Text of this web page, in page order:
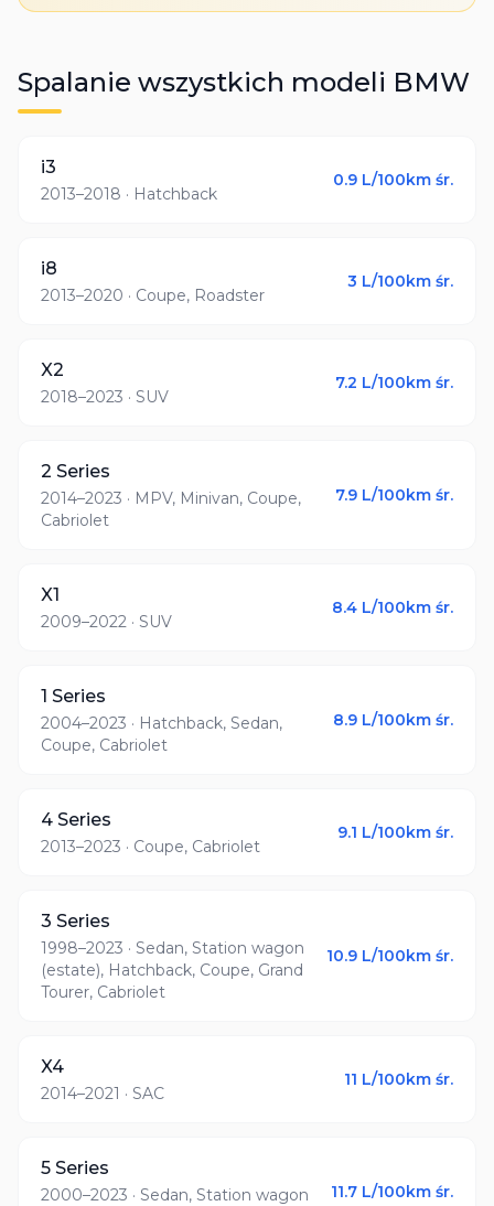
Spalanie wszystkich modeli BMW
i3
2013–2018 · Hatchback
0.9 L/100km śr.
i8
2013–2020 · Coupe, Roadster
3 L/100km śr.
X2
2018–2023 · SUV
7.2 L/100km śr.
2 Series
2014–2023 · MPV, Minivan, Coupe,
Cabriolet
7.9 L/100km śr.
X1
2009–2022 · SUV
8.4 L/100km śr.
1 Series
2004–2023 · Hatchback, Sedan,
Coupe, Cabriolet
8.9 L/100km śr.
4 Series
2013–2023 · Coupe, Cabriolet
9.1 L/100km śr.
3 Series
1998–2023 · Sedan, Station wagon
(estate), Hatchback, Coupe, Grand
Tourer, Cabriolet
10.9 L/100km śr.
X4
2014–2021 · SAC
11 L/100km śr.
5 Series
2000–2023 · Sedan, Station wagon
11.7 L/100km śr.